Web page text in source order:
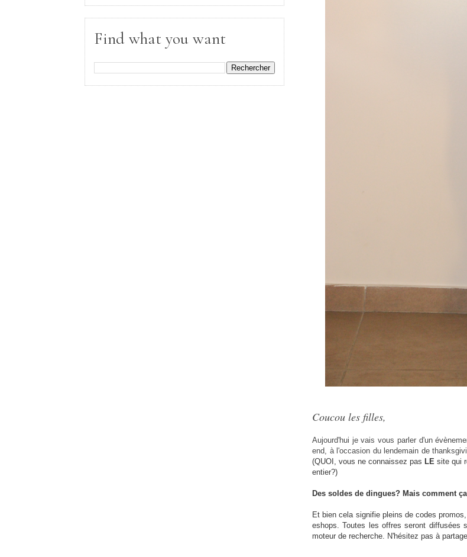
Coucou les filles,
Aujourd'hui je vais vous parler d'un
end, à l'occasion du lendemain de
(QUOI, vous ne connaissez pas LE site qui
entier?)
Des soldes de dingues? Mais comment
Et bien cela signifie pleins de codes
eshops.Toutes les offres seront diffusées
moteur de recherche. N'hésitez pas à
Find what you want